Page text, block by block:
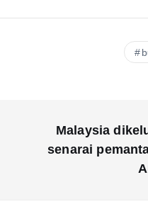
Malaysia
senarai